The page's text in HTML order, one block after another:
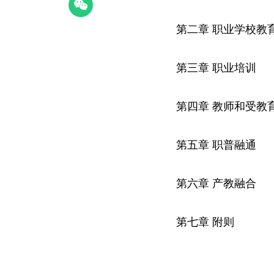
第二章 职业学校教
第三章 职业培训
第四章 教师和受教
第五章 职普融通
第六章 产教融合
第七章 附则